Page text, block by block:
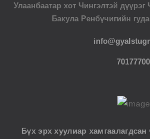
Улаанбаатар хот Чингэлтэй
Бакула Ренбүчигийн
70177700
Бүх эрх хуулиар